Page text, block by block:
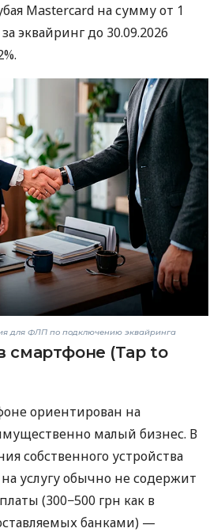
Mastercard на сумму от 1
эквайринг до 30.09.2026
для ФЛП по подключению эквайринга
смартфоне (Tap to
ориентирован на
малый бизнес. В
собственного устройства
услугу обычно не содержит
(300−500 грн как в
банками) —